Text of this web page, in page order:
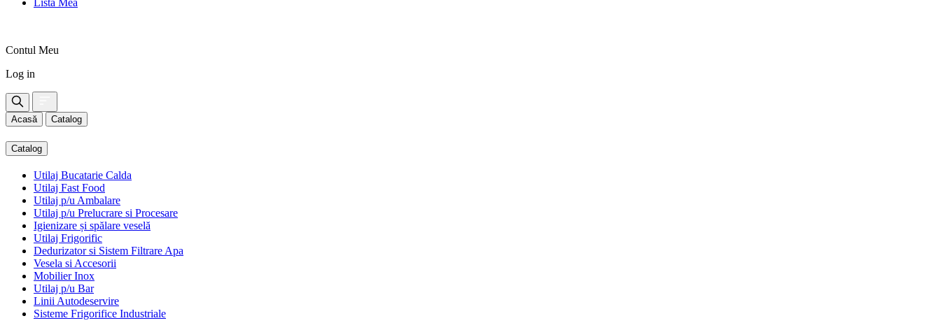
Lista Mea
Contul Meu
Log in
Acasă Catalog
Catalog
Utilaj Bucatarie Calda
Utilaj Fast Food
Utilaj p/u Ambalare
Utilaj p/u Prelucrare si Procesare
Igienizare și spălare veselă
Utilaj Frigorific
Dedurizator si Sistem Filtrare Apa
Vesela si Accesorii
Mobilier Inox
Utilaj p/u Bar
Linii Autodeservire
Sisteme Frigorifice Industriale